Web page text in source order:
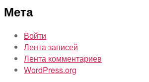
Мета
Войти
Лента записей
Лента комментариев
WordPress.org